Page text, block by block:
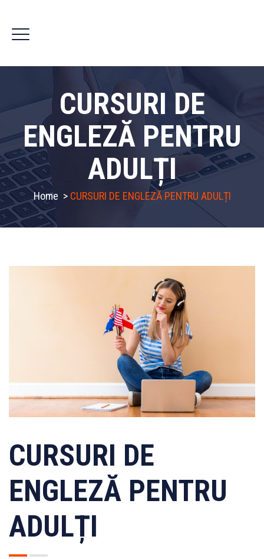
CURSURI DE
ENGLEZĂ PENTRU
ADULȚI
Home > CURSURI DE ENGLEZĂ PENTRU ADULȚI
CURSURI DE
ENGLEZĂ PENTRU
ADULȚI